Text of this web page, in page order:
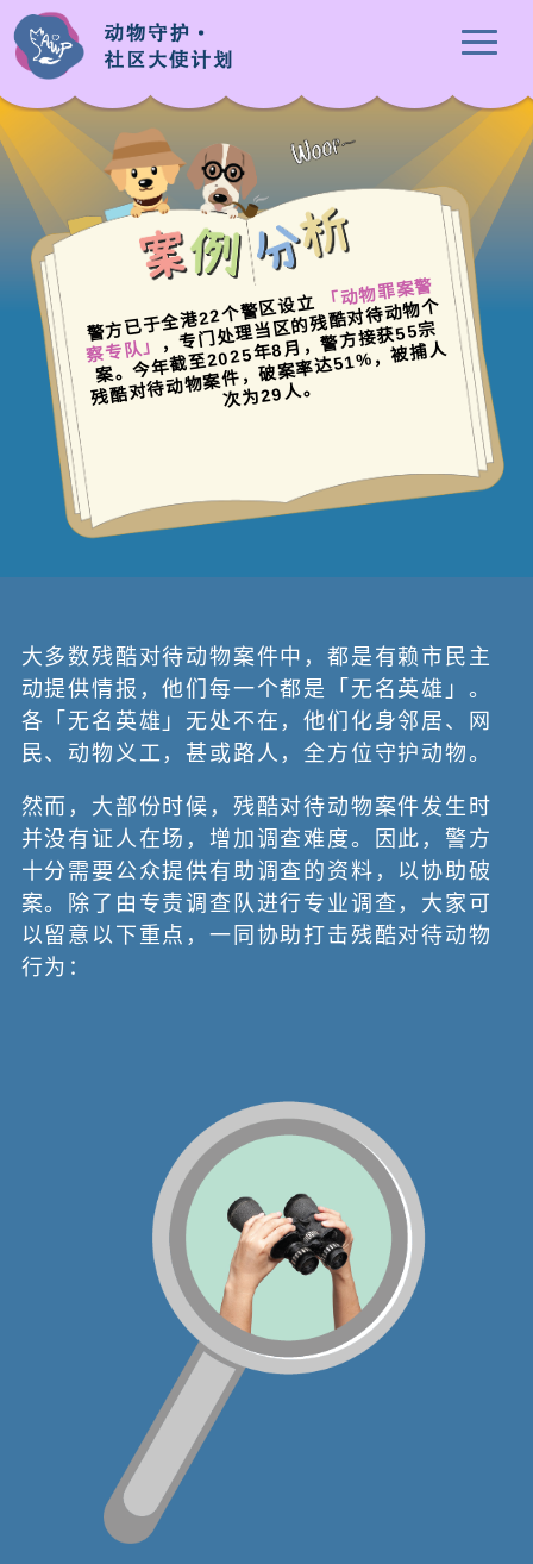
警方已于全港22个警区设立 「
动
物
罪
案
警
察
专
队
」，
专
门
处
理
当
区
的
残
酷
对
待
动
物
个
案
。
今
年
截
至2025
年8
月
，
警
方
接
获55
宗
残
酷
对
待
动
物
案
件
，
破
案
率
达51%
，
被
捕
人
次
为29
人
。
大多数残酷对待动物案件中，都是有赖市民主
动提供情报，他们每一个都是「无名英雄」。
各「无名英雄」无处不在，他们化身邻居、网
民、动物义工，甚或路人，全方位守护动物。
然而，大部份时候，残酷对待动物案件发生时
并没有证人在场，增加调查难度。因此，警方
十分需要公众提供有助调查的资料，以协助破
案。除了由专责调查队进行专业调查，大家可
以留意以下重点，一同协助打击残酷对待动物
行为：